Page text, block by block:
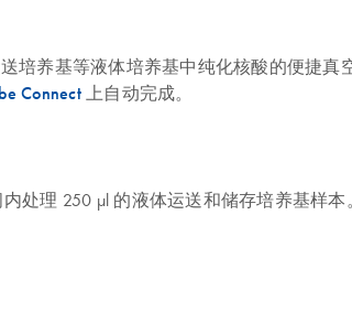
培养基等液体培养基中纯化核酸的便捷真
Connect上自动完成。
处理 250 µl 的液体运送和储存培养基样